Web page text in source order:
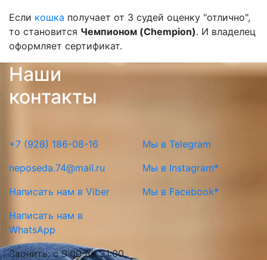
Если кошка получает от 3 судей оценку "отлично",
то становится Чемпионом (Chempion). И владелец
оформляет сертификат.
Наши
контакты
+7 (928) 186-08-16
neposeda.74@mail.ru
Написать нам в Viber
Написать нам в
WhatsApp
Звонить: с 9:00 до 21:00
Мы в Telegram
Мы в Instagram*
Мы в Facebook*